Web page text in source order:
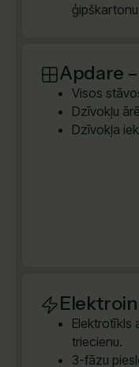
Apdare
Visos
Dzīvokļu
Dzīvokļa
Elektrotīkls
triecienu.
3-fāzu